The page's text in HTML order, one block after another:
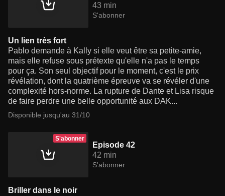
43 min
S'abonner
Un lien très fort
Pablo demande à Kally si elle veut être sa petite-amie,
mais elle refuse sous prétexte qu'elle n'a pas le temps
pour ça. Son seul objectif pour le moment, c'est le prix
révélation, dont la quatrième épreuve va se révéler d'une
complexité hors-norme. La rupture de Dante et Lisa risque
de faire perdre une belle opportunité aux DAK...
Disponible jusqu'au 31/10
S'abonner
Episode 42
42 min
S'abonner
Briller dans le noir